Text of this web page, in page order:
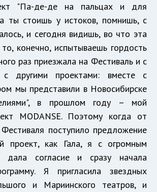
"Па-де-де на пальцах и для
ты стоишь у истоков, помнишь, с
и сегодня видишь, во что эта
то, конечно, испытываешь гордость
раз приезжала на Фестиваль и с
другими проектами: вместе с
мы представили в Новосибирске
в прошлом году – мой
MODANSE. Поэтому когда от
Фестиваля поступило предложение
проект, как Гала, я с огромным
дала согласие и сразу начала
Я пригласила звездных
и Мариинского театров, и